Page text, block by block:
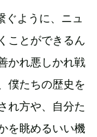
ように、ニュ
ことができるん
かれ悪しかれ戦
僕たちの歴史を
れ方や、自分た
を眺めるいい機